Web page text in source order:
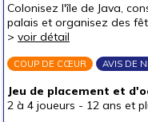
Colonisez l'île de Java,
palais et organisez des
> voir détail
COUP DE CŒUR AVIS DE
Jeu de placement et
2 à 4 joueurs - 12 ans et